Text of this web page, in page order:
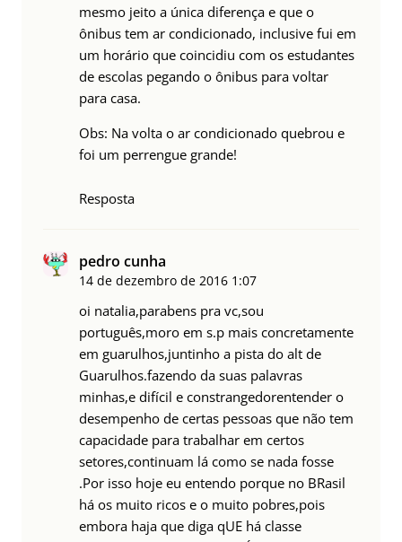
mesmo jeito a única diferença e que o
ônibus tem ar condicionado, inclusive fui em
um horário que coincidiu com os estudantes
de escolas pegando o ônibus para voltar
para casa.
Obs: Na volta o ar condicionado quebrou e
foi um perrengue grande!
Resposta
pedro cunha
14 de dezembro de 2016 1:07
oi natalia,parabens pra vc,sou
português,moro em s.p mais concretamente
em guarulhos,juntinho a pista do alt de
Guarulhos.fazendo da suas palavras
minhas,e difícil e constrangedorentender o
desempenho de certas pessoas que não tem
capacidade para trabalhar em certos
setores,continuam lá como se nada fosse
.Por isso hoje eu entendo porque no BRasil
há os muito ricos e o muito pobres,pois
embora haja que diga qUE há classe